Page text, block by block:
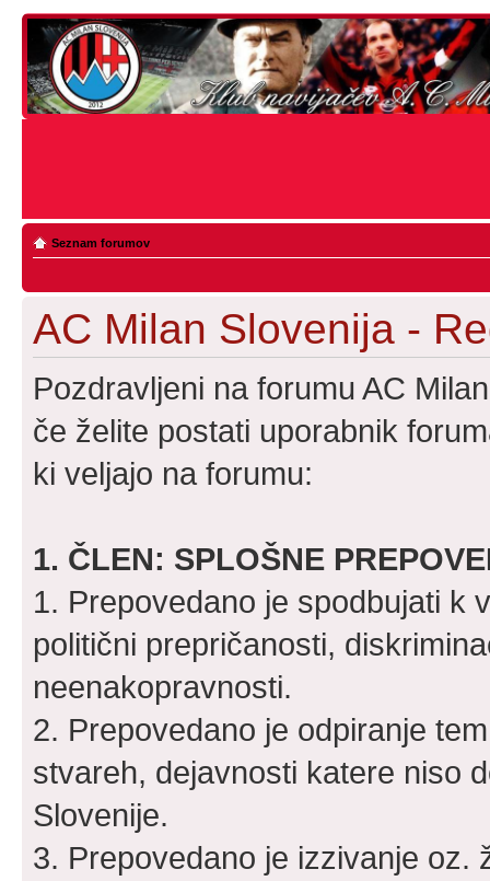
Seznam forumov
AC Milan Slovenija -
Pozdravljeni na forumu AC
če želite postati uporabnik
ki veljajo na forumu:
1. ČLEN: SPLOŠNE
1. Prepovedano je spodbujati k
politični prepričanosti,
neenakopravnosti.
2. Prepovedano je odpiranje
stvareh, dejavnosti katere niso
Slovenije.
3. Prepovedano je izzivanje oz.